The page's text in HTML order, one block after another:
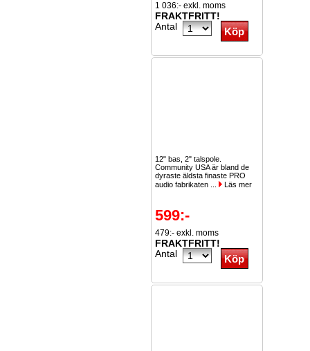
1 036:- exkl. moms
FRAKTFRITT!
Antal
12" bas, 2" talspole.
Community USA är bland de
dyraste äldsta finaste PRO
audio fabrikaten ...
Läs mer
599:-
479:- exkl. moms
FRAKTFRITT!
Antal